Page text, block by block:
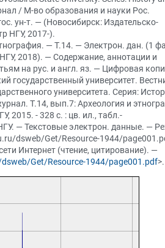
/ М-во образования и науки Рос.
ун-т. — (Новосибирск: Издательско-
НГУ, 2017-).
— Т.14. — Электрон. дан. (1
2018). — Содержание, аннотации и
на рус. и англ. яз. — Цифровая
государственный университет.
университета. Серия:
Т.14, вып.7: Археология и
2015. - 328 с. : цв. ил., табл.-
— Текстовые электрон. данные. —
dsweb/Get/Resource-1944/
Интернет (чтение, цитирование). —
Get/Resource-1944/page001.pdf>.